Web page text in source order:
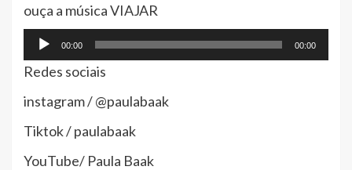
ouça a música VIAJAR
Tocador
de
áudio
00:00 00:00
Redes sociais
instagram / @paulabaak
Tiktok / paulabaak
YouTube/ Paula Baak